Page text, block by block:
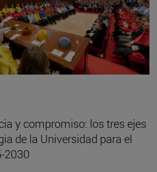
y compromiso: los tres ejes
de la Universidad para el
2030